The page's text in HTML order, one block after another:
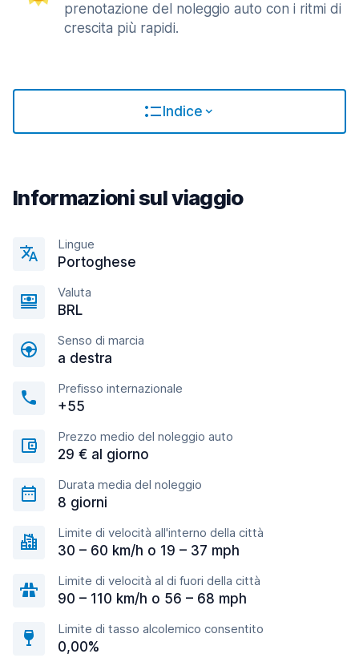
prenotazione del noleggio auto con i ritmi di
crescita più rapidi.
Indice
Informazioni sul viaggio
Lingue
Portoghese
Valuta
BRL
Senso di marcia
a destra
Prefisso internazionale
+55
Prezzo medio del noleggio auto
29 € al giorno
Durata media del noleggio
8 giorni
Limite di velocità all'interno della città
30 – 60 km/h o 19 – 37 mph
Limite di velocità al di fuori della città
90 – 110 km/h o 56 – 68 mph
Limite di tasso alcolemico consentito
0,00%